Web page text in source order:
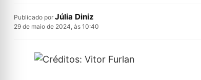
Publicado por Júlia Diniz
29 de maio de 2024, às 10:40